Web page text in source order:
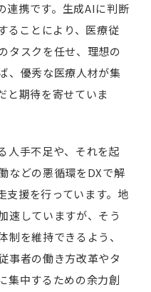
連携です。生成AIに判断
ることにより、医療従
タスクを任せ、理想の
、優秀な医療人材が集
と期待を寄せていま
人手不足や、それを起
などの悪循環をDXで解
支援を行っています。地
速していますが、そう
制を維持できるよう、
事者の働き方改革やタ
集中するための余力創